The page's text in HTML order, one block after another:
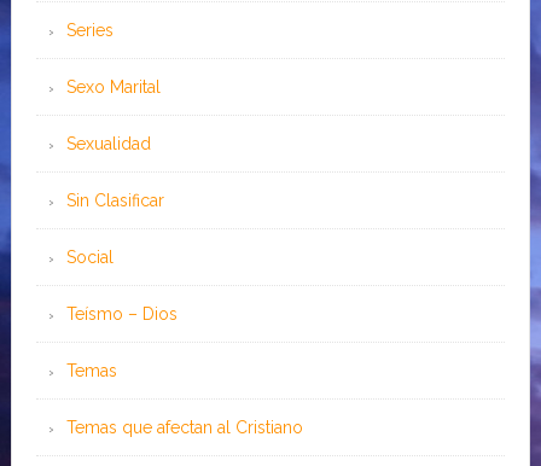
Series
Sexo Marital
Sexualidad
Sin Clasificar
Social
Teísmo – Dios
Temas
Temas que afectan al Cristiano